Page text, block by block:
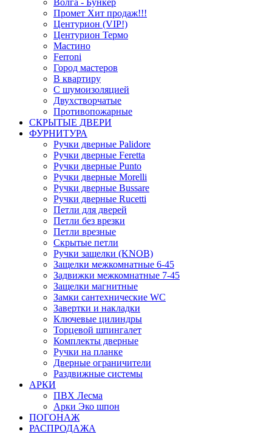
Промет Хит продаж!!!
Центурион (VIP!)
Центурион Термо
Мастино
Ferroni
Город мастеров
В квартиру
С шумоизоляцией
Двухстворчатые
Противопожарные
СКРЫТЫЕ ДВЕРИ
ФУРНИТУРА
Ручки дверные Palidore
Ручки дверные Feretta
Ручки дверные Punto
Ручки дверные Morelli
Ручки дверные Bussare
Ручки дверные Rucetti
Петли для дверей
Петли без врезки
Петли врезные
Скрытые петли
Ручки защелки (KNOB)
Защелки межкомнатные 6-45
Задвижки межкомнатные 7-45
Защелки магнитные
Замки сантехнические WC
Завертки и накладки
Ключевые цилиндры
Торцевой шпингалет
Комплекты дверные
Ручки на планке
Дверные ограничители
Раздвижные системы
АРКИ
ПВХ Лесма
Арки Эко шпон
ПОГОНАЖ
РАСПРОДАЖА